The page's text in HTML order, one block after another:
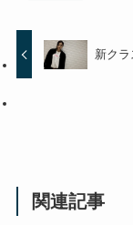
新クラ
関連記事